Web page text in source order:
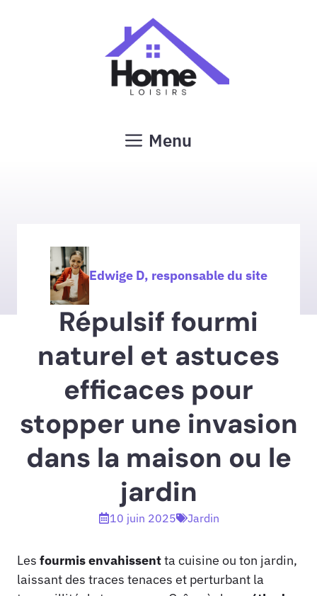
Menu
Edwige D, responsable du site
Répulsif fourmi
naturel et astuces
efficaces pour
stopper une invasion
dans la maison ou le
jardin
10 juin 2025 Jardin
Les fourmis envahissentta cuisine ou ton jardin,
laissant des traces tenaces et perturbant la